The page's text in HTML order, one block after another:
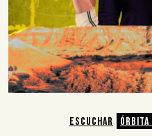
ESCUCHAR